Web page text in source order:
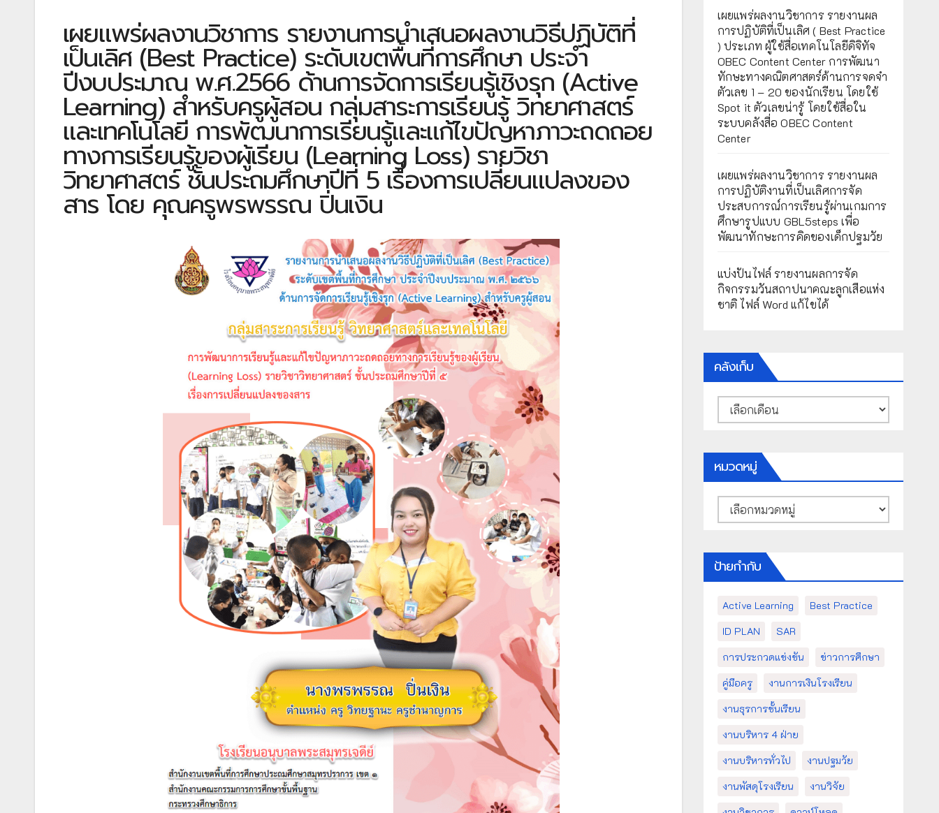
เผยแพร่ผลงานวิชาการ รายงานการนำเสนอผลงานวิธีปฏิบัติที่
เป็นเลิศ (Best Practice) ระดับเขตพื้นที่การศึกษา ประจำ
ปีงบประมาณ พ.ศ.2566 ด้านการจัดการเรียนรู้เชิงรุก (Active
Learning) สำหรับครูผู้สอน กลุ่มสาระการเรียนรู้ วิทยาศาสตร์
และเทคโนโลยี การพัฒนาการเรียนรู้และแก้ไขปัญหาภาวะถดถอย
ทางการเรียนรู้ของผู้เรียน (Learning Loss) รายวิชา
วิทยาศาสตร์ ชั้นประถมศึกษาปีที่ 5 เรื่องการเปลี่ยนแปลงของ
สาร โดย คุณครูพรพรรณ ปิ่นเงิน
เผยแพร่ผลงานวิชาการ รายงานผล
การปฏิบัติที่เป็นเลิศ ( Best Practice
) ประเภท ผู้ใช้สื่อเทคโนโลยีดิจิทัจ
OBEC Content Center การพัฒนา
ทักษะทางคณิตศาสตร์ด้านการจดจำ
ตัวเลข 1 – 20 ของนักเรียน โดยใช้
Spot it ตัวเลขน่ารู้ โดยใช้สื่อใน
ระบบคลังสื่อ OBEC Content
Center
เผยแพร่ผลงานวิชาการ รายงานผล
การปฏิบัติงานที่เป็นเลิศการจัด
ประสบการณ์การเรียนรู้ผ่านเกมการ
ศึกษารูปแบบ GBL5steps เพื่อ
พัฒนาทักษะการคิดของเด็กปฐมวัย
แบ่งปันไฟล์ รายงานผลการจัด
กิจกรรมวันสถาปนาคณะลูกเสือแห่ง
ชาติ ไฟล์ Word แก้ไขได้
คลังเก็บ
คลัง
เก็บ
หมวดหมู่
หมวด
หมู่
ป้ายกำกับ
Active Learning
Best Practice
ID PLAN
SAR
การประกวดแข่งขัน
ข่าวการศึกษา
คู่มือครู
งานการเงินโรงเรียน
งานธุรการชั้นเรียน
งานบริหาร 4 ฝ่าย
งานบริหารทั่วไป
งานปฐมวัย
งานพัสดุโรงเรียน
งานวิจัย